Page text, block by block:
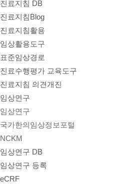
진료지침 DB
진료지침Blog
진료지침활용
임상활용도구
표준임상경로
진료수행평가 교육도구
진료지침 의견개진
임상연구
임상연구
국가한의임상정보포털
NCKM
임상연구 DB
임상연구 등록
eCRF